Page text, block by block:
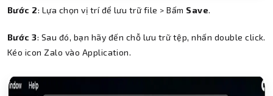
Bước 2: Lựa chọn vị trí để lưu trữ file > Bấm Save.
Bước 3: Sau đó, bạn hãy đến chỗ lưu trữ tệp, nhấn double click.
Kéo icon Zalo vào Application.